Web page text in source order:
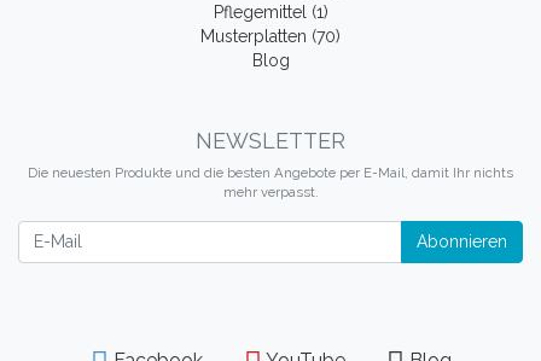
Pflegemittel (1)
Musterplatten (70)
Blog
NEWSLETTER
Die neuesten Produkte und die besten Angebote per E-Mail, damit Ihr nichts
mehr verpasst.
Abonnieren